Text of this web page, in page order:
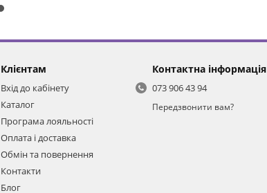
Клієнтам
Вхід до кабінету
Каталог
Програма лояльності
Оплата і доставка
Обмін та повернення
Контакти
Блог
Контактна інформація
073 906 43 94
Передзвонити вам?